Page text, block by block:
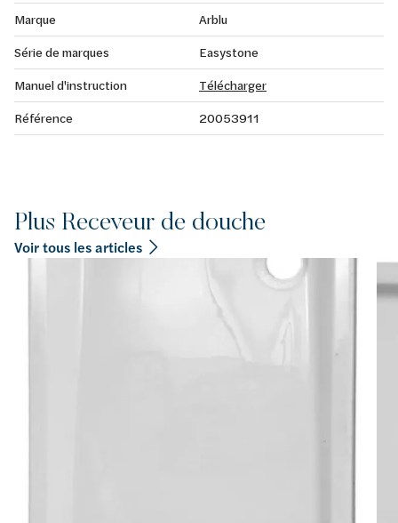
Marque
Arblu
Série de marques
Easystone
Manuel d'instruction
Télécharger
Référence
20053911
Plus Receveur de douche
Voir tous les articles